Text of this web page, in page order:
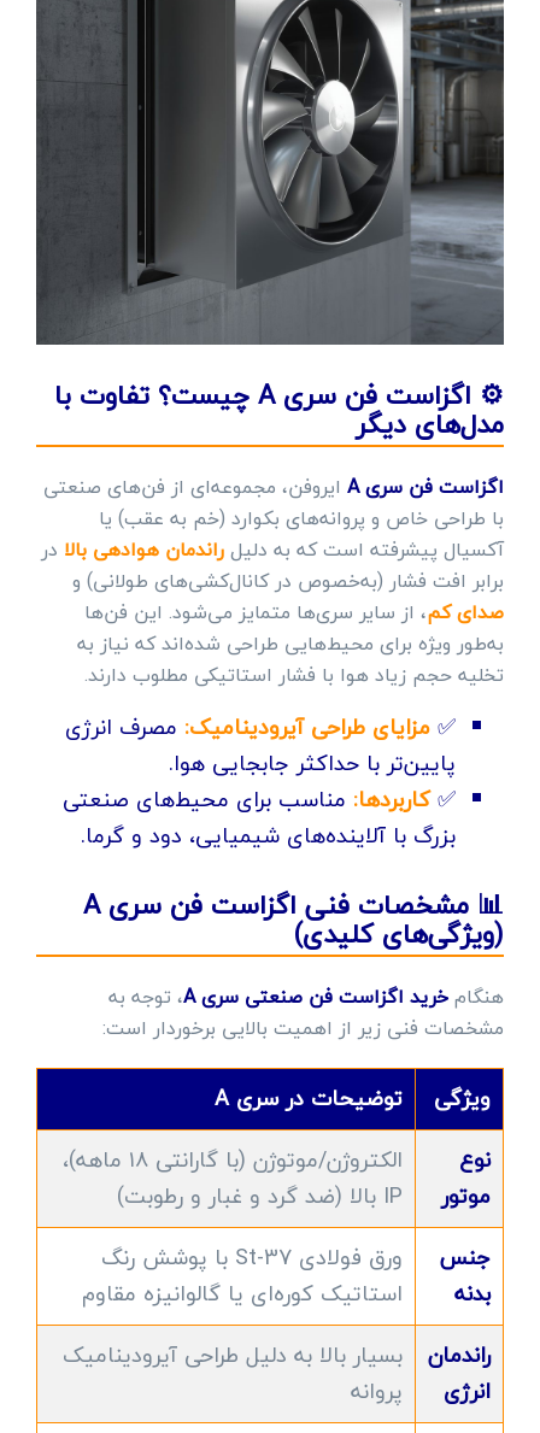
⚙️ اگزاست فن سری A چیست؟ تفاوت با
مدل‌های دیگر
اگزاست فن سری A
ایروفن، مجموعه‌ای از فن‌های صنعتی
با طراحی خاص و پروانه‌های بکوارد (خم به عقب) یا
آکسیال پیشرفته است که به دلیلراندمان هوادهی بالا در
برابر افت فشار (به‌خصوص در کانال‌کشی‌های طولانی) و
صدای کم، از سایر سری‌ها متمایز می‌شود. این فن‌ها
به‌طور ویژه برای محیط‌هایی طراحی شده‌اند که نیاز به
تخلیه حجم زیاد هوا با فشار استاتیکی مطلوب دارند.
✅مزایای طراحی آیرودینامیک: مصرف انرژی
پایین‌تر با حداکثر جابجایی هوا.
✅کاربردها: مناسب برای محیط‌های صنعتی
بزرگ با آلاینده‌های شیمیایی، دود و گرما.
📊 مشخصات فنی اگزاست فن سری A
(ویژگی‌های کلیدی)
هنگامخرید اگزاست فن صنعتی سری A ، توجه به
مشخصات فنی زیر از اهمیت بالایی برخوردار است:
ویژگی
توضیحات در سری A
نوع
موتور
الکتروژن/موتوژن (با گارانتی ۱۸ ماهه)،
IP بالا (ضد گرد و غبار و رطوبت)
جنس
بدنه
ورق فولادی St-37 با پوشش رنگ
استاتیک کوره‌ای یا گالوانیزه مقاوم
راندمان
انرژی
بسیار بالا به دلیل طراحی آیرودینامیک
پروانه